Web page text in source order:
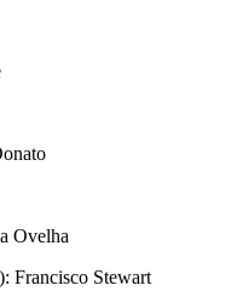
Ovelha
Francisco Stewart